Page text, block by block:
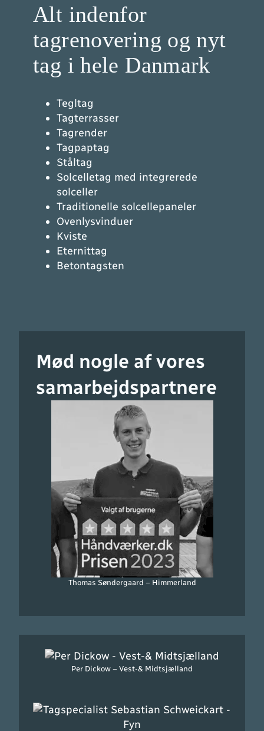
Alt indenfor
tagrenovering og nyt
tag i hele Danmark
Tegltag
Tagterrasser
Tagrender
Tagpaptag
Ståltag
Solcelletag med integrerede
solceller
Traditionelle solcellepaneler
Ovenlysvinduer
Kviste
Eternittag
Betontagsten
Mød nogle af vores
samarbejdspartnere
Thomas Søndergaard – Himmerland
Per Dickow – Vest-& Midtsjælland